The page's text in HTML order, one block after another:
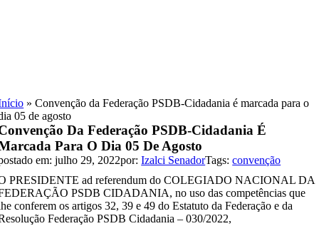
»Convenção da Federação PSDB-Cidadania é marcada para o
05 de agosto
Da Federação PSDB-Cidadania É
Para O Dia 05 De Agosto
em: julho 29, 2022por:Izalci SenadorTags:convenção
PRESIDENTE ad referendum do COLEGIADO NACIONAL DA
PSDB CIDADANIA, no uso das competências que
conferem os artigos 32, 39 e 49 do Estatuto da Federação e da
Federação PSDB Cidadania – 030/2022,